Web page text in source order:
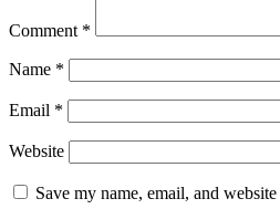
Comment *
Name *
Email *
Website
Save my name, email, and